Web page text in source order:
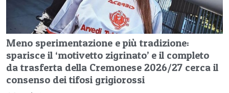
Meno sperimentazione e più tradizione:
sparisce il ‘motivetto zigrinato’ e il completo
da trasferta della Cremonese 2026/27 cerca il
consenso dei tifosi grigiorossi